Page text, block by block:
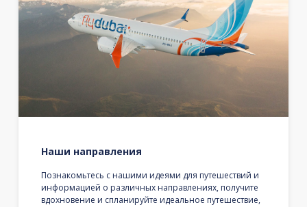
Наши направления
Познакомьтесь с нашими идеями для путешествий и
информацией о различных направлениях, получите
вдохновение и спланируйте идеальное путешествие,